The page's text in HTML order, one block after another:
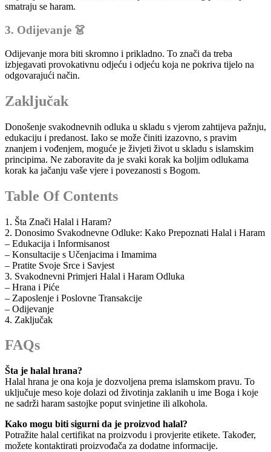
smatraju se haram.
3. Odijevanje 👗
Odijevanje mora biti skromno i prikladno. To znači da treba
izbjegavati provokativnu odjeću i odjeću koja ne pokriva tijelo na
odgovarajući način.
Zaključak
Donošenje svakodnevnih odluka u skladu s vjerom zahtijeva pažnju,
edukaciju i predanost. Iako se može činiti izazovno, s pravim
znanjem i vođenjem, moguće je živjeti život u skladu s islamskim
principima. Ne zaboravite da je svaki korak ka boljim odlukama
korak ka jačanju vaše vjere i povezanosti s Bogom.
Table Of Contents
1. Šta Znači Halal i Haram?
2. Donosimo Svakodnevne Odluke: Kako Prepoznati Halal i Haram
– Edukacija i Informisanost
– Konsultacije s Učenjacima i Imamima
– Pratite Svoje Srce i Savjest
3. Svakodnevni Primjeri Halal i Haram Odluka
– Hrana i Piće
– Zaposlenje i Poslovne Transakcije
– Odijevanje
4. Zaključak
FAQs
Šta je halal hrana?
Halal hrana je ona koja je dozvoljena prema islamskom pravu. To
uključuje meso koje dolazi od životinja zaklanih u ime Boga i koje
ne sadrži haram sastojke poput svinjetine ili alkohola.
Kako mogu biti sigurni da je proizvod halal?
Potražite halal certifikat na proizvodu i provjerite etikete. Također,
možete kontaktirati proizvođača za dodatne informacije.